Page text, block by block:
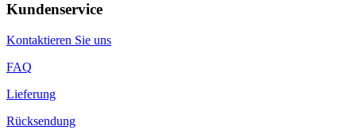
Kundenservice
Kontaktieren Sie uns
FAQ
Lieferung
Rücksendung